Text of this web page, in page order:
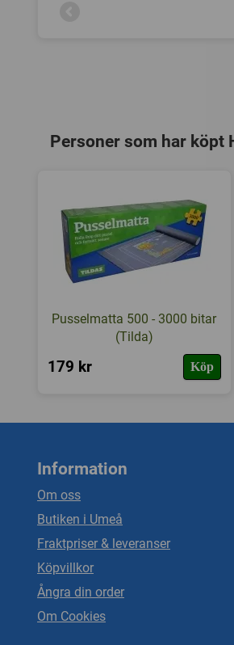
Personer som har köpt
Pusselmatta 500 - 3000 bitar
(Tilda)
179 kr Köp
Information
Om oss
Butiken i Umeå
Fraktpriser & leveranser
Köpvillkor
Ångra din order
Om Cookies